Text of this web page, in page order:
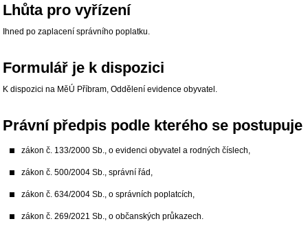
Lhůta pro vyřízení
Ihned po zaplacení správního poplatku.
Formulář je k dispozici
K dispozici na MěÚ Příbram, Oddělení evidence obyvatel.
Právní předpis podle kterého se postupuje
zákon č. 133/2000 Sb., o evidenci obyvatel a rodných číslech,
zákon č. 500/2004 Sb., správní řád,
zákon č. 634/2004 Sb., o správních poplatcích,
zákon č. 269/2021 Sb., o občanských průkazech.